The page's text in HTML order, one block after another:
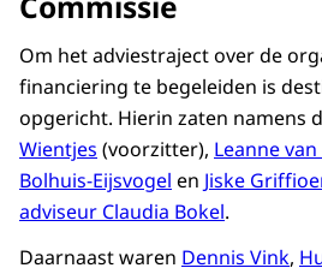
Om het adviestraject over de
financiering te begeleiden is
opgericht. Hierin zaten namens
Wientjes (voorzitter), Leanne
Bolhuis-Eijsvogel en Jiske
adviseur Claudia Bokel.
Daarnaast waren Dennis Vink,